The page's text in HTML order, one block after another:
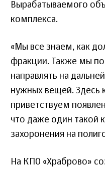
Вырабатываемого
комплекса.
«Мы все знаем, как
фракции. Также мы
направлять на
нужных вещей. Здесь
приветствуем
что даже один такой
захоронения на
На КПО «Храброво»